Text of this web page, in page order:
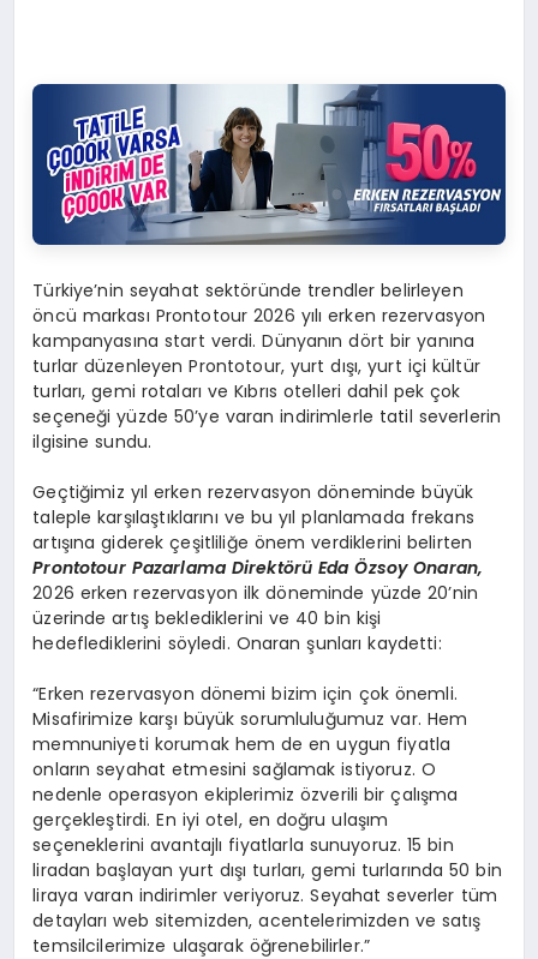
Türkiye’nin seyahat sektöründe trendler belirleyen
öncü markası Prontotour 2026 yılı erken rezervasyon
kampanyasına start verdi. Dünyanın dört bir yanına
turlar düzenleyen Prontotour, yurt dışı, yurt içi kültür
turları, gemi rotaları ve Kıbrıs otelleri dahil pek çok
seçeneği yüzde 50’ye varan indirimlerle tatil severlerin
ilgisine sundu.
Geçtiğimiz yıl erken rezervasyon döneminde büyük
taleple karşılaştıklarını ve bu yıl planlamada frekans
artışına giderek çeşitliliğe önem verdiklerini belirten
Prontotour Pazarlama DirektörüEdaÖzsoy Onaran,
2026 erken rezervasyon ilk döneminde yüzde 20’nin
üzerinde artış beklediklerini ve 40 bin kişi
hedeflediklerini söyledi. Onaran şunları kaydetti:
“Erken rezervasyon dönemi bizim için çok önemli.
Misafirimize karşı büyük sorumluluğumuz var. Hem
memnuniyeti korumak hem de en uygun fiyatla
onların seyahat etmesini sağlamak istiyoruz. O
nedenle operasyon ekiplerimiz özverili bir çalışma
gerçekleştirdi. En iyi otel, en doğru ulaşım
seçeneklerini avantajlı fiyatlarla sunuyoruz. 15 bin
liradan başlayan yurt dışı turları, gemi turlarında 50 bin
liraya varan indirimler veriyoruz. Seyahat severler tüm
detayları web sitemizden, acentelerimizden ve satış
temsilcilerimize ulaşarak öğrenebilirler.”